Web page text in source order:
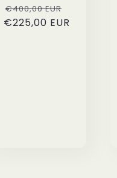
Precio
habitual
€400,00 EUR
de
€225,00 EUR